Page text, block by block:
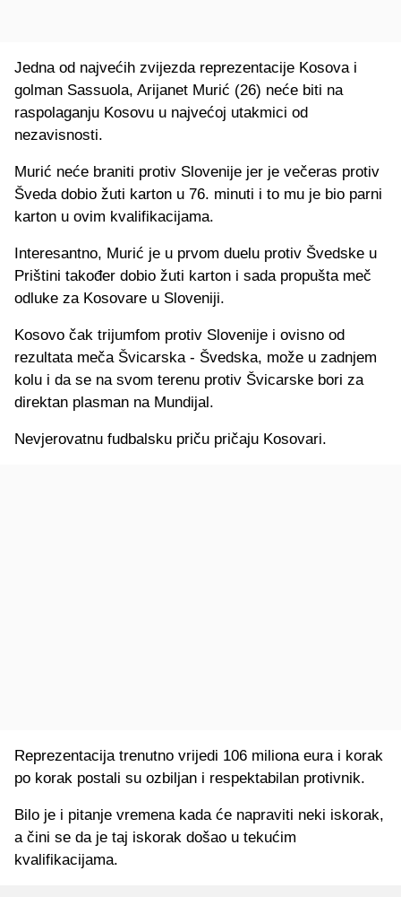
Jedna od najvećih zvijezda reprezentacije Kosova i
golman Sassuola, Arijanet Murić (26) neće biti na
raspolaganju Kosovu u najvećoj utakmici od
nezavisnosti.
Murić neće braniti protiv Slovenije jer je večeras protiv
Šveda dobio žuti karton u 76. minuti i to mu je bio parni
karton u ovim kvalifikacijama.
Interesantno, Murić je u prvom duelu protiv Švedske u
Prištini također dobio žuti karton i sada propušta meč
odluke za Kosovare u Sloveniji.
Kosovo čak trijumfom protiv Slovenije i ovisno od
rezultata meča Švicarska - Švedska, može u zadnjem
kolu i da se na svom terenu protiv Švicarske bori za
direktan plasman na Mundijal.
Nevjerovatnu fudbalsku priču pričaju Kosovari.
Reprezentacija trenutno vrijedi 106 miliona eura i korak
po korak postali su ozbiljan i respektabilan protivnik.
Bilo je i pitanje vremena kada će napraviti neki iskorak,
a čini se da je taj iskorak došao u tekućim
kvalifikacijama.